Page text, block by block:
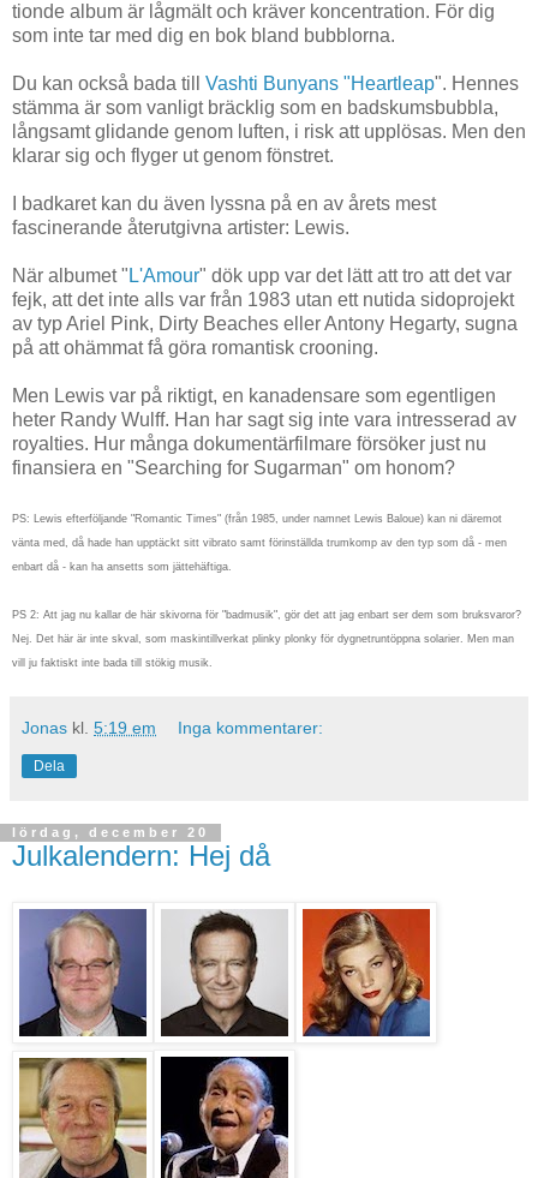
tionde album är lågmält och kräver koncentration. För dig
som inte tar med dig en bok bland bubblorna.
Du kan också bada till Vashti Bunyans "Heartleap". Hennes
stämma är som vanligt bräcklig som en badskumsbubbla,
långsamt glidande genom luften, i risk att upplösas. Men den
klarar sig och flyger ut genom fönstret.
I badkaret kan du även lyssna på en av årets mest
fascinerande återutgivna artister: Lewis.
När albumet "L'Amour" dök upp var det lätt att tro att det var
fejk, att det inte alls var från 1983 utan ett nutida sidoprojekt
av typ Ariel Pink, Dirty Beaches eller Antony Hegarty, sugna
på att ohämmat få göra romantisk crooning.
Men Lewis var på riktigt, en kanadensare som egentligen
heter Randy Wulff. Han har sagt sig inte vara intresserad av
royalties. Hur många dokumentärfilmare försöker just nu
finansiera en "Searching for Sugarman" om honom?
PS: Lewis efterföljande "Romantic Times" (från 1985, under namnet Lewis Baloue) kan ni däremot
vänta med, då hade han upptäckt sitt vibrato samt förinställda trumkomp av den typ som då - men
enbart då - kan ha ansetts som jättehäftiga.
PS 2: Att jag nu kallar de här skivorna för "badmusik", gör det att jag enbart ser dem som bruksvaror?
Nej. Det här är inte skval, som maskintillverkat plinky plonky för dygnetruntöppna solarier. Men man
vill ju faktiskt inte bada till stökig musik.
Jonas kl. 5:19 em Inga kommentarer:
Dela
lördag, december 20
Julkalendern: Hej då